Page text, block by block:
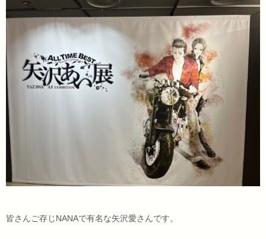
皆さんご存じNANAで有名な矢沢愛さんです。